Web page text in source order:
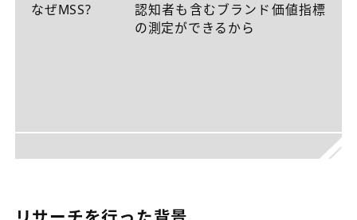
なぜMSS?
認知者も含むブランド価値指標
の測定ができるから